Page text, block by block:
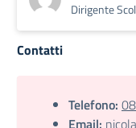
Dirigente
Contatti
Telefono:
Email: